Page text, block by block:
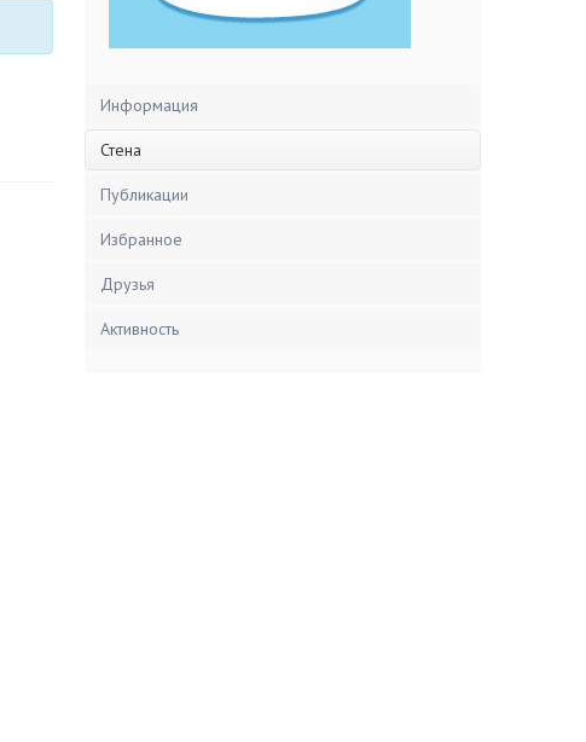
Информация
Стена
Публикации
Избранное
Друзья
Активность